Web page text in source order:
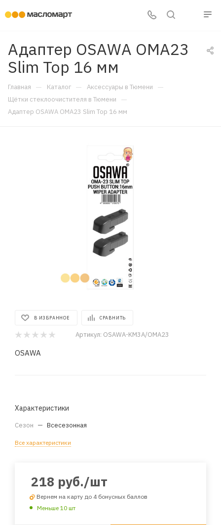
Адаптер OSAWA OMA23
Slim Top 16 мм
Главная — Каталог — Аксессуары в Тюмени —
Щётки стеклоочистителя в Тюмени —
Адаптер OSAWA OMA23 Slim Top 16 мм
В ИЗБРАННОЕ СРАВНИТЬ
Артикул: OSAWA-KM3A/OMA23
OSAWA
Характеристики
Сезон — Всесезонная
Все характеристики
218 руб./шт
Вернем на карту до 4 бонусных баллов
Меньше 10 шт